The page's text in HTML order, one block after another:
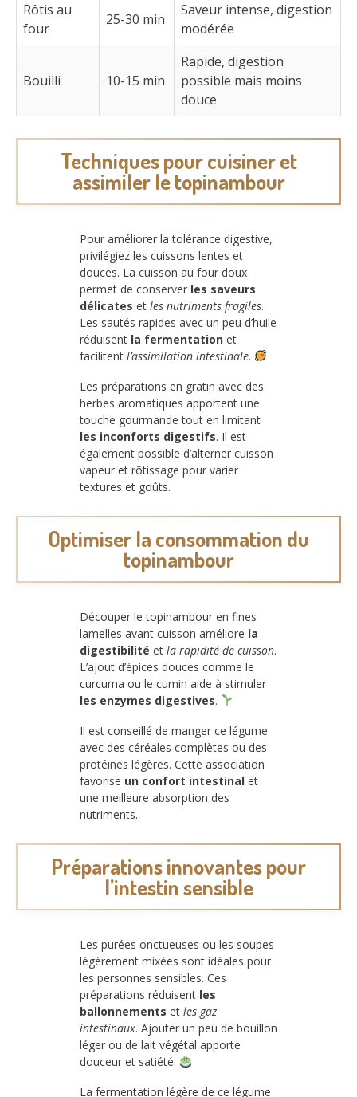
Rôtis au
four
25-30 min
Saveur intense, digestion
modérée
Bouilli 10-15 min
Rapide, digestion
possible mais moins
douce
Techniques pour cuisiner et
assimiler le topinambour
Pour améliorer la tolérance digestive,
privilégiez les cuissons lentes et
douces. La cuisson au four doux
permet de conserver les saveurs
délicates et les nutriments fragiles.
Les sautés rapides avec un peu d’huile
réduisent la fermentation et
facilitent l’assimilation intestinale.
Les préparations en gratin avec des
herbes aromatiques apportent une
touche gourmande tout en limitant
les inconforts digestifs. Il est
également possible d’alterner cuisson
vapeur et rôtissage pour varier
textures et goûts.
Optimiser la consommation du
topinambour
Découper le topinambour en fines
lamelles avant cuisson améliore la
digestibilité et la rapidité de cuisson.
L’ajout d’épices douces comme le
curcuma ou le cumin aide à stimuler
les enzymes digestives.
Il est conseillé de manger ce légume
avec des céréales complètes ou des
protéines légères. Cette association
favorise un confort intestinal et
une meilleure absorption des
nutriments.
Préparations innovantes pour
l’intestin sensible
Les purées onctueuses ou les soupes
légèrement mixées sont idéales pour
les personnes sensibles. Ces
préparations réduisent les
ballonnements et les gaz
intestinaux. Ajouter un peu de bouillon
léger ou de lait végétal apporte
douceur et satiété.
La fermentation légère de ce légume